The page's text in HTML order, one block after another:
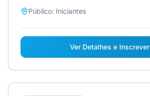
Público: Iniciantes
Ver Detalhes e Inscrever